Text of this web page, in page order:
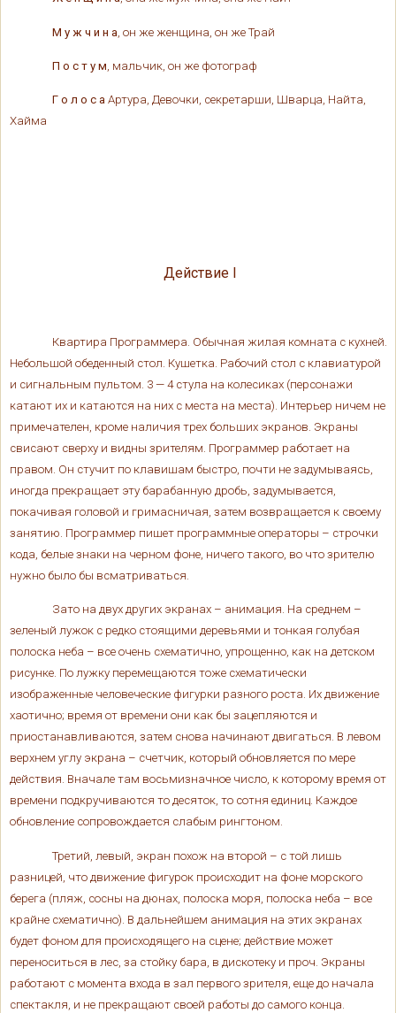
М у ж ч и н а , он же женщина, он же Трай
П о с т у м , мальчик, он же фотограф
Г о л о с а Артура, Девочки, секретарши, Шварца, Найта,
Хайма
Действие I
Квартира Программера. Обычная жилая комната с кухней.
Небольшой обеденный стол. Кушетка. Рабочий стол с клавиатурой
и сигнальным пультом. 3 — 4 стула на колесиках (персонажи
катают их и катаются на них с места на места). Интерьер ничем не
примечателен, кроме наличия трех больших экранов. Экраны
свисают сверху и видны зрителям. Программер работает на
правом. Он стучит по клавишам быстро, почти не задумываясь,
иногда прекращает эту барабанную дробь, задумывается,
покачивая головой и гримасничая, затем возвращается к своему
занятию. Программер пишет программные операторы – строчки
кода, белые знаки на черном фоне, ничего такого, во что зрителю
нужно было бы всматриваться.
Зато на двух других экранах – анимация. На среднем –
зеленый лужок с редко стоящими деревьями и тонкая голубая
полоска неба – все очень схематично, упрощенно, как на детском
рисунке. По лужку перемещаются тоже схематически
изображенные человеческие фигурки разного роста. Их движение
хаотично; время от времени они как бы зацепляются и
приостанавливаются, затем снова начинают двигаться. В левом
верхнем углу экрана – счетчик, который обновляется по мере
действия. Вначале там восьмизначное число, к которому время от
времени подкручиваются то десяток, то сотня единиц. Каждое
обновление сопровождается слабым рингтоном.
Третий, левый, экран похож на второй – с той лишь
разницей, что движение фигурок происходит на фоне морского
берега (пляж, сосны на дюнах, полоска моря, полоска неба – все
крайне схематично). В дальнейшем анимация на этих экранах
будет фоном для происходящего на сцене; действие может
переноситься в лес, за стойку бара, в дискотеку и проч. Экраны
работают с момента входа в зал первого зрителя, еще до начала
спектакля, и не прекращают своей работы до самого конца.